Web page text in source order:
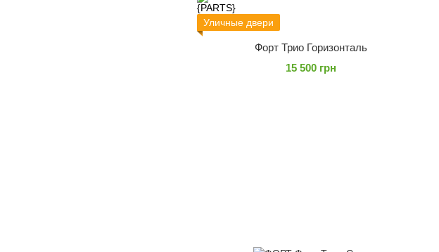
Уличные двери
Форт Трио Горизонталь
15 500 грн